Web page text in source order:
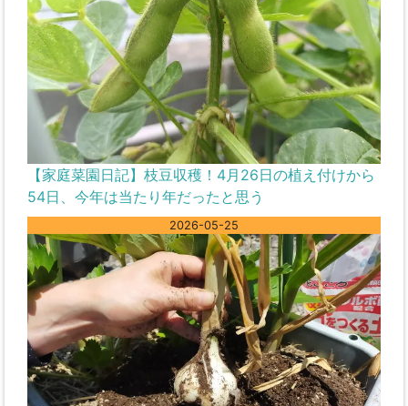
【家庭菜園日記】枝豆収穫！4月26日の植え付けから
54日、今年は当たり年だったと思う
2026-05-25